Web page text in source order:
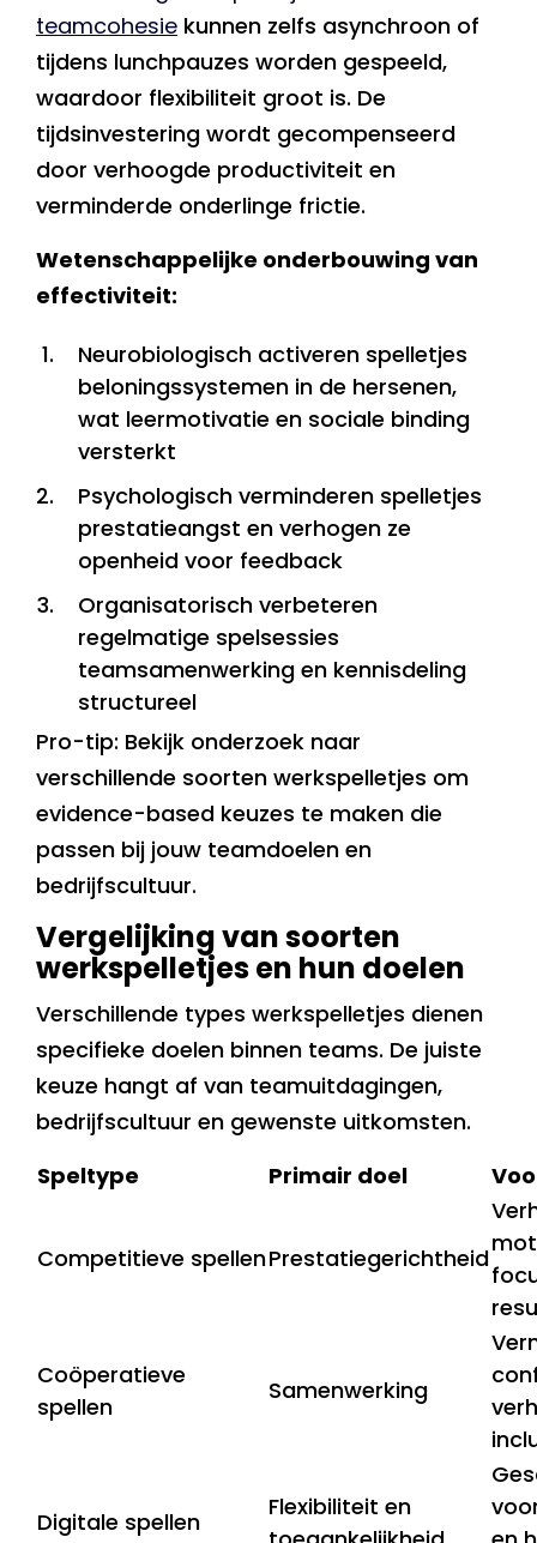
teamcohesie kunnen zelfs asynchroon of
tijdens lunchpauzes worden gespeeld,
waardoor flexibiliteit groot is. De
tijdsinvestering wordt gecompenseerd
door verhoogde productiviteit en
verminderde onderlinge frictie.
Wetenschappelijke onderbouwing van
effectiviteit:
Neurobiologisch activeren spelletjes
beloningssystemen in de hersenen,
wat leermotivatie en sociale binding
versterkt
Psychologisch verminderen spelletjes
prestatieangst en verhogen ze
openheid voor feedback
Organisatorisch verbeteren
regelmatige spelsessies
teamsamenwerking en kennisdeling
structureel
Pro-tip: Bekijk onderzoek naar
verschillende soorten werkspelletjes om
evidence-based keuzes te maken die
passen bij jouw teamdoelen en
bedrijfscultuur.
Vergelijking van soorten
werkspelletjes en hun doelen
Verschillende types werkspelletjes dienen
specifieke doelen binnen teams. De juiste
keuze hangt af van teamuitdagingen,
bedrijfscultuur en gewenste uitkomsten.
Speltype
Primair doel
Competitieve spellenPrestatiegerichtheid
Coöperatieve
spellen
Samenwerking
Digitale spellen
Flexibiliteit en